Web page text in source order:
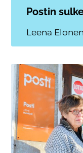
Postin
Leena Elonen